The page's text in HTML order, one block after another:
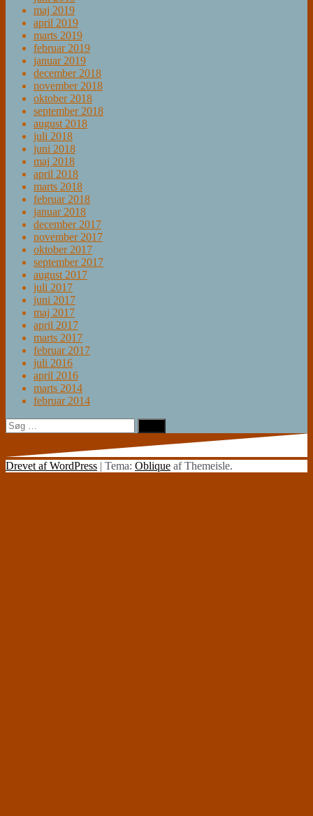
maj 2019
april 2019
marts 2019
februar 2019
januar 2019
december 2018
november 2018
oktober 2018
september 2018
august 2018
juli 2018
juni 2018
maj 2018
april 2018
marts 2018
februar 2018
januar 2018
december 2017
november 2017
oktober 2017
september 2017
august 2017
juli 2017
juni 2017
maj 2017
april 2017
marts 2017
februar 2017
juli 2016
april 2016
marts 2014
februar 2014
Søg
efter:
Drevet af WordPress | Tema: Oblique af Themeisle.